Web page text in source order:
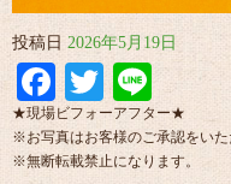
投稿日 2026年5月19日
Facebook
Twitter
Line
★現場ビフォーアフター★
※お写真はお客様のご承認をいた
※無断転載禁止になります。